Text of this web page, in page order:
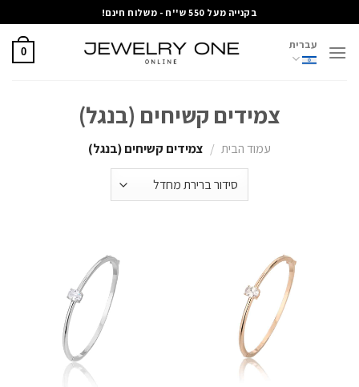
to
content
בקנייה מעל 550 ש''ח - משלוח חינם!
עברית
0
צמידים קשיחים (בנגל)
עמוד הבית / צמידים קשיחים (בנגל)